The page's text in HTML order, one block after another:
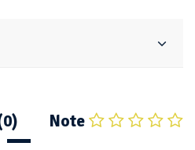
Note